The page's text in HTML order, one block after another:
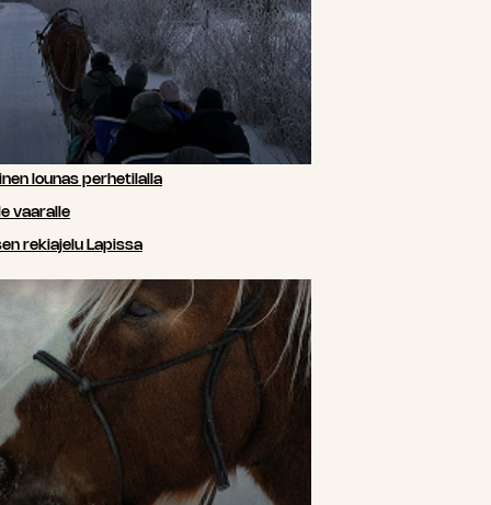
lounas perhetilalla
vaaralle
rekiajelu Lapissa